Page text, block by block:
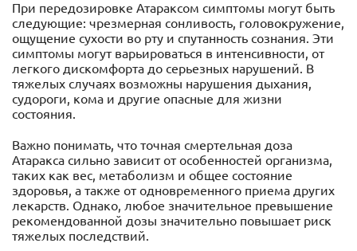
При передозировке Атараксом симптомы могут быть
следующие: чрезмерная сонливость, головокружение,
ощущение сухости во рту и спутанность сознания. Эти
симптомы могут варьироваться в интенсивности, от
легкого дискомфорта до серьезных нарушений. В
тяжелых случаях возможны нарушения дыхания,
судороги, кома и другие опасные для жизни
состояния.
Важно понимать, что точная смертельная доза
Атаракса сильно зависит от особенностей организма,
таких как вес, метаболизм и общее состояние
здоровья, а также от одновременного приема других
лекарств. Однако, любое значительное превышение
рекомендованной дозы значительно повышает риск
тяжелых последствий.